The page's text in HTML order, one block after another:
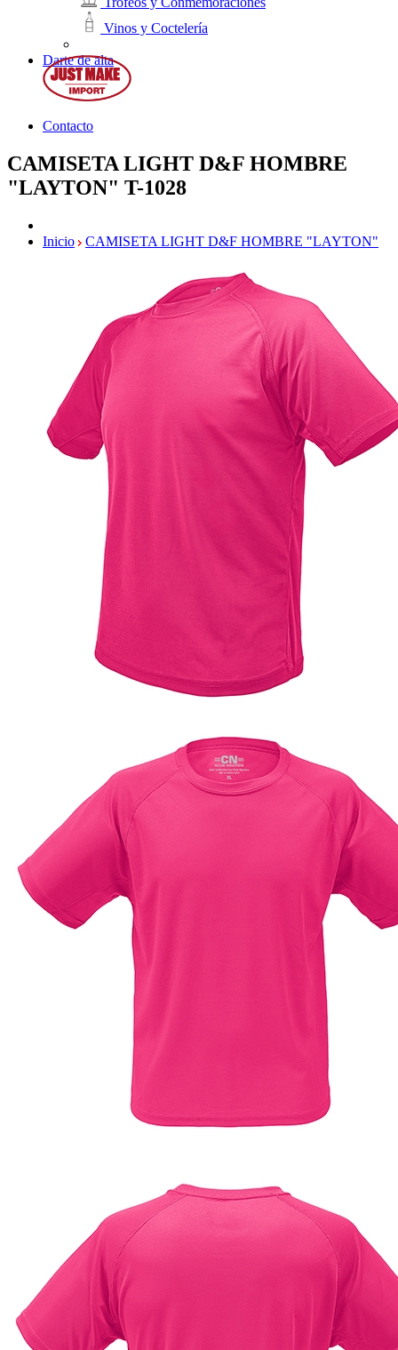
Vinos y Coctelería
Darte de alta
Contacto
CAMISETA LIGHT D&F HOMBRE
"LAYTON" T-1028
Inicio CAMISETA LIGHT D&F HOMBRE "LAYTON"